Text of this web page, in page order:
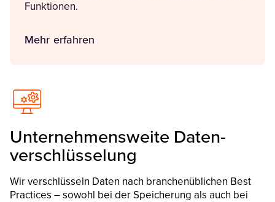
Funktionen.
Mehr erfahren
Unternehmens­weite Daten­
verschlüsselung
Wir verschlüsseln Daten nach branchenüblichen Best
Practices – sowohl bei der Speicherung als auch bei